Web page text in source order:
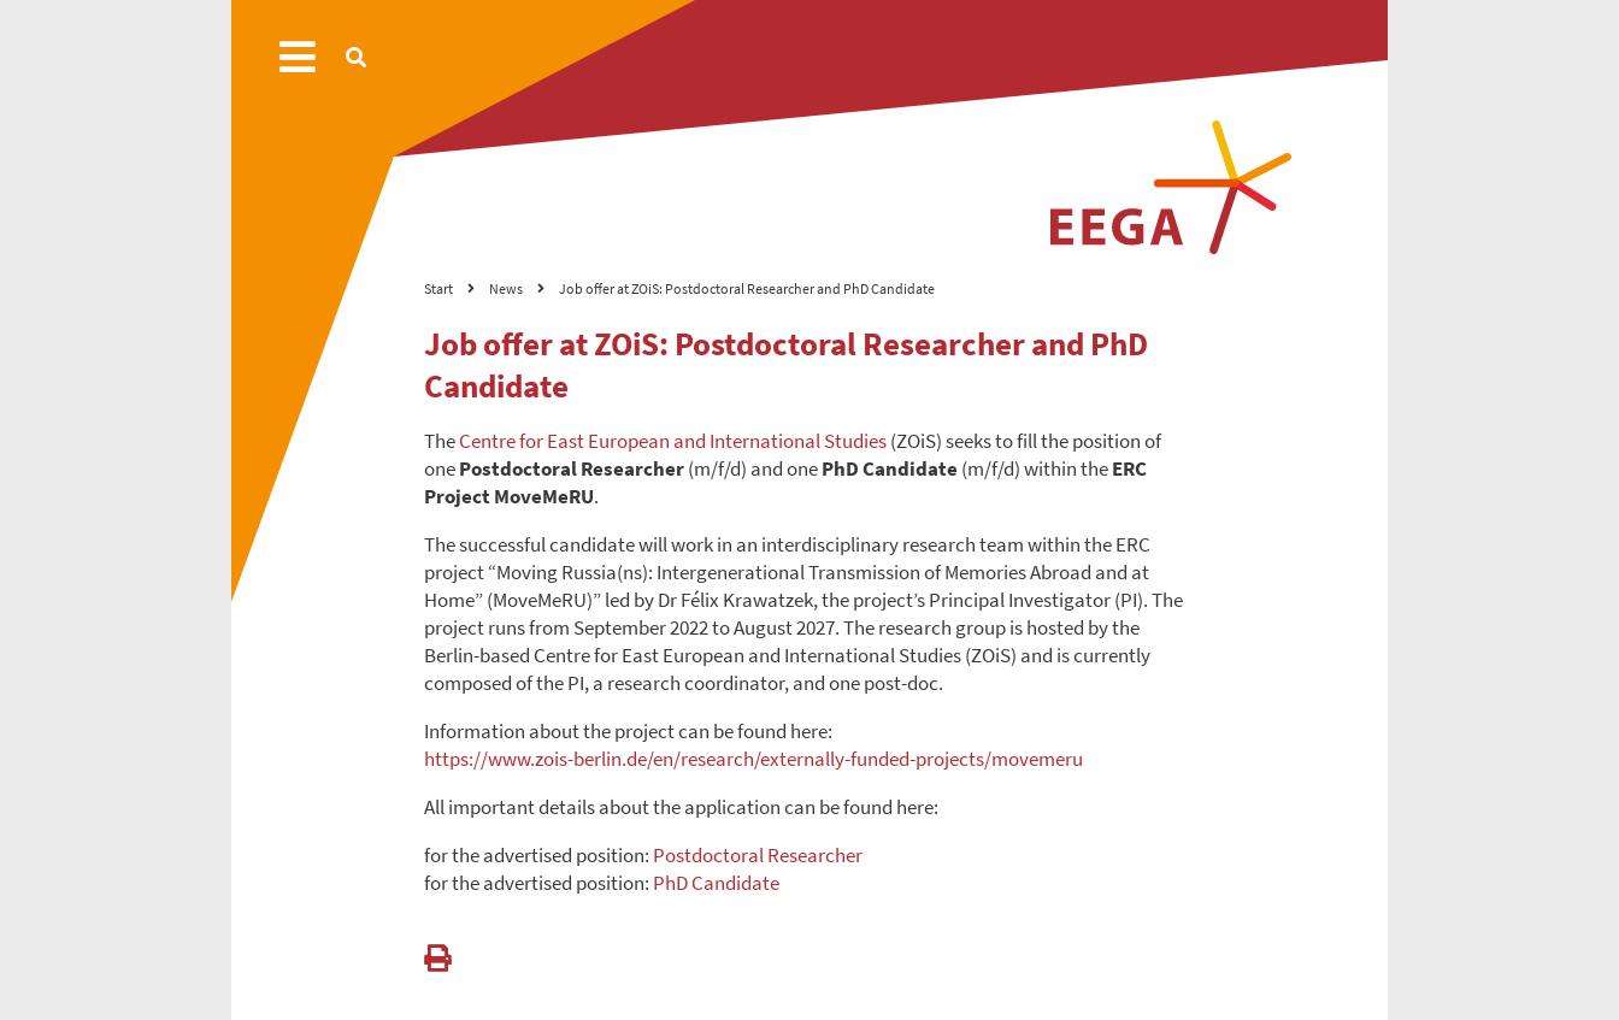
Start News Job offer at ZOiS: Postdoctoral Researcher and PhD Candidate
Job offer at ZOiS: Postdoctoral Researcher and PhD
Candidate
TheCentre for East European and International Studies(ZOiS) seeks to fill the position of
onePostdoctoral Researcher(m/f/d) and onePhD Candidate(m/f/d) within theERC
Project MoveMeRU.
The successful candidate will work in an interdisciplinary research team within the ERC
project “Moving Russia(ns): Intergenerational Transmission of Memories Abroad and at
Home” (MoveMeRU)” led by Dr Félix Krawatzek, the project’s Principal Investigator (PI). The
project runs from September 2022 to August 2027. The research group is hosted by the
Berlin-based Centre for East European and International Studies (ZOiS) and is currently
composed of the PI, a research coordinator, and one post-doc.
Information about the project can be found here:
https://www.zois-berlin.de/en/research/externally-funded-projects/movemeru
All important details about the application can be found here:
for the advertised position: Postdoctoral Researcher
for the advertised position: PhD Candidate